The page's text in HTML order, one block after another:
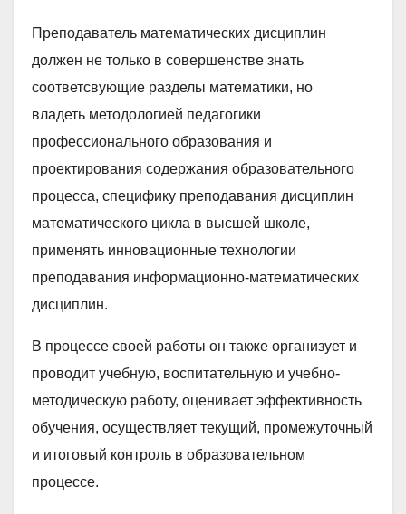
Преподаватель математических дисциплин
должен не только в совершенстве знать
соответсвующие разделы математики, но
владеть методологией педагогики
профессионального образования и
проектирования содержания образовательного
процесса, специфику преподавания дисциплин
математического цикла в высшей школе,
применять инновационные технологии
преподавания информационно-математических
дисциплин.
В процессе своей работы он также организует и
проводит учебную, воспитательную и учебно-
методическую работу, оценивает эффективность
обучения, осуществляет текущий, промежуточный
и итоговый контроль в образовательном
процессе.